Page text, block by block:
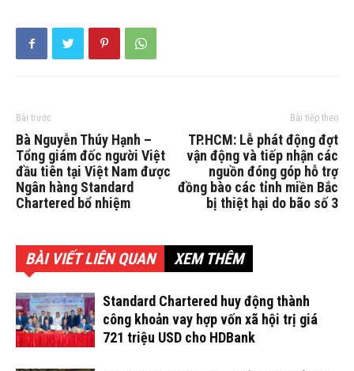
Bài trước
Bà Nguyễn Thúy Hạnh –
Tổng giám đốc người Việt
đầu tiên tại Việt Nam được
Ngân hàng Standard
Chartered bổ nhiệm
Bài tiếp theo
TP.HCM: Lễ phát động đợt
vận động và tiếp nhận các
nguồn đóng góp hỗ trợ
đồng bào các tỉnh miền Bắc
bị thiệt hại do bão số 3
BÀI VIẾT LIÊN QUAN XEM THÊM
Standard Chartered huy động thành
công khoản vay hợp vốn xã hội trị giá
721 triệu USD cho HDBank